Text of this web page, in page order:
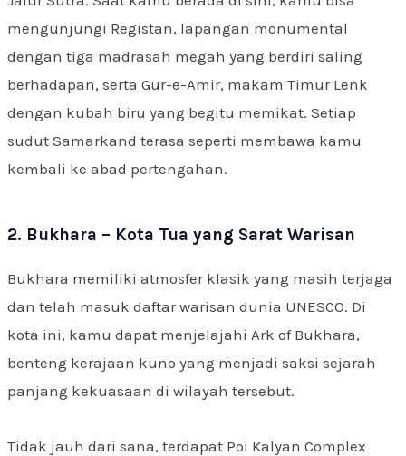
mengunjungi Registan, lapangan monumental
dengan tiga madrasah megah yang berdiri saling
berhadapan, serta Gur-e-Amir, makam Timur Lenk
dengan kubah biru yang begitu memikat. Setiap
sudut Samarkand terasa seperti membawa kamu
kembali ke abad pertengahan.
2. Bukhara – Kota Tua yang Sarat Warisan
Bukhara memiliki atmosfer klasik yang masih terjaga
dan telah masuk daftar warisan dunia UNESCO. Di
kota ini, kamu dapat menjelajahi Ark of Bukhara,
benteng kerajaan kuno yang menjadi saksi sejarah
panjang kekuasaan di wilayah tersebut.
Tidak jauh dari sana, terdapat Poi Kalyan Complex